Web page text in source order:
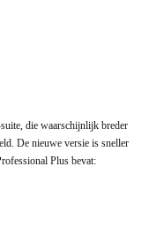
die waarschijnlijk breder
De nieuwe versie is sneller
Plus bevat: